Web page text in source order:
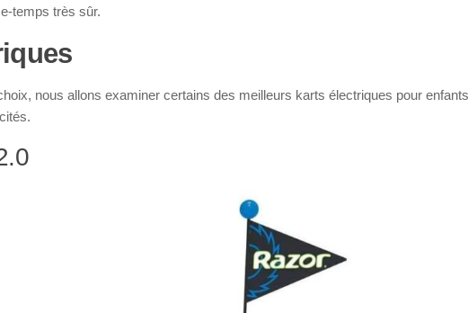
temps très sûr.
nous allons examiner certains des meilleurs karts électriques pour enfants